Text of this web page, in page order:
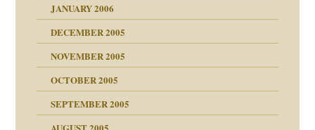
JANUARY 2006
DECEMBER 2005
NOVEMBER 2005
OCTOBER 2005
SEPTEMBER 2005